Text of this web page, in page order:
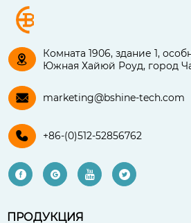

Комната 1906, здание 1,
Южная Хайюй Роуд, город
 marketing@bshine-tech.com
 +86-(0)512-52856762
   
ПРОДУКЦИЯ